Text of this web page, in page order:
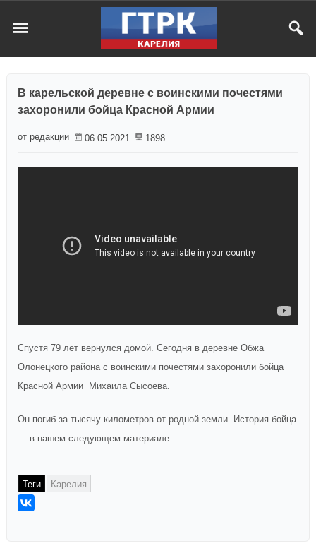
В карельской деревне с воинскими почестями
захоронили бойца Красной Армии
от редакции 06.05.2021 1898
Спустя 79 лет вернулся домой. Сегодня в деревне Обжа
Олонецкого района с воинскими почестями захоронили бойца
Красной Армии Михаила Сысоева.
Он погиб за тысячу километров от родной земли. История бойца
— в нашем следующем материале
Теги Карелия